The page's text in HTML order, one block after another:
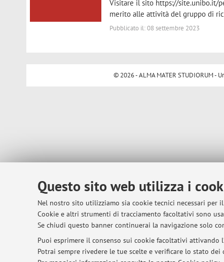
Questo sito web utilizza i
Nel nostro sito utilizziamo sia cookie tecnici necessari
Cookie e altri strumenti di tracciamento facoltativi sono
Se chiudi questo banner continuerai la navigazione solo
Puoi esprimere il consenso sui cookie facoltativi attivando
Potrai sempre rivedere le tue scelte e verificare lo stato
Visitare il sito https://site.unibo.it/
merito alle attività del gruppo di
Pubblicato il: 08 settembre 2023
© 2026 - ALMA MATER STUDIORUM -